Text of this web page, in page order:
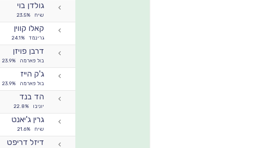
גולדן בוי
שיח 23.5%
קאלו קווין
גרינמד 24.1%
דרבן פויזן
בול פארמה 23.9%
ג'ק הייז
בול פארמה 23.9%
הד בנד
יוניבו 22.8%
גרין ג'יאנט
שיח 21.6%
דיזל דריפט